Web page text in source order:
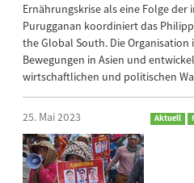
Ernährungskrise als eine Folge
Purugganan koordiniert das
the Global South. Die
Bewegungen in Asien und
wirtschaftlichen und politischen
25. Mai 2023 Aktuell